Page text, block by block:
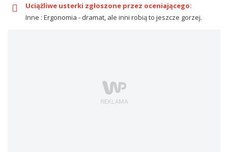
Uciążliwe usterki zgłoszone przez oceniającego:
Inne : Ergonomia - dramat, ale inni robią to jeszcze gorzej.